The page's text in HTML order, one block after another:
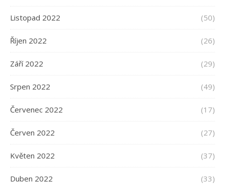
Listopad 2022 (50)
Říjen 2022 (26)
Září 2022 (29)
Srpen 2022 (49)
Červenec 2022 (17)
Červen 2022 (27)
Květen 2022 (37)
Duben 2022 (33)